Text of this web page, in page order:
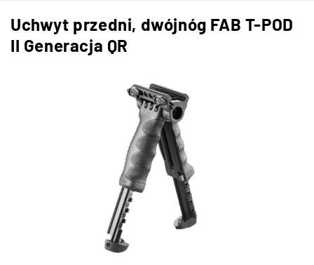
Uchwyt przedni, dwójnóg FAB T-POD
II Generacja QR